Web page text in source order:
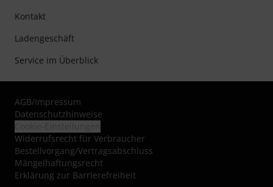
Kontakt
Ladengeschäft
Service im Überblick
AGB/Impressum
Datenschutzhinweise
Widerrufsrecht für Verbraucher
Bestellvorgang/Vertragsabschluss
Mängelhaftungsrecht
Erklärung zur Barrierefreiheit